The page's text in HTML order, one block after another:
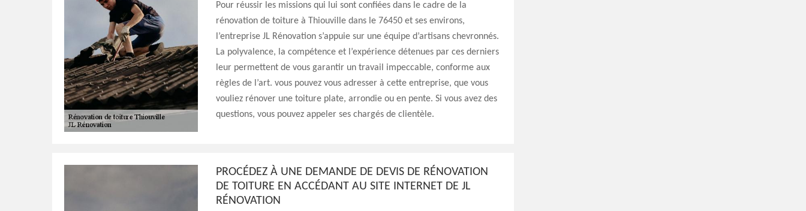
Pour réussir les missions qui lui sont confiées dans le cadre de la
rénovation de toiture à Thiouville dans le 76450 et ses environs,
l’entreprise JL Rénovation s’appuie sur une équipe d’artisans chevronnés.
La polyvalence, la compétence et l’expérience détenues par ces derniers
leur permettent de vous garantir un travail impeccable, conforme aux
règles de l’art. vous pouvez vous adresser à cette entreprise, que vous
vouliez rénover une toiture plate, arrondie ou en pente. Si vous avez des
questions, vous pouvez appeler ses chargés de clientèle.
PROCÉDEZ À UNE DEMANDE DE DEVIS DE RÉNOVATION
DE TOITURE EN ACCÉDANT AU SITE INTERNET DE JL
RÉNOVATION